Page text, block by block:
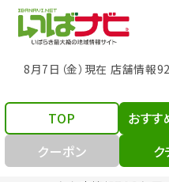
8月7日（金）現在 店舗情報
TOP おすす
クーポン
ク